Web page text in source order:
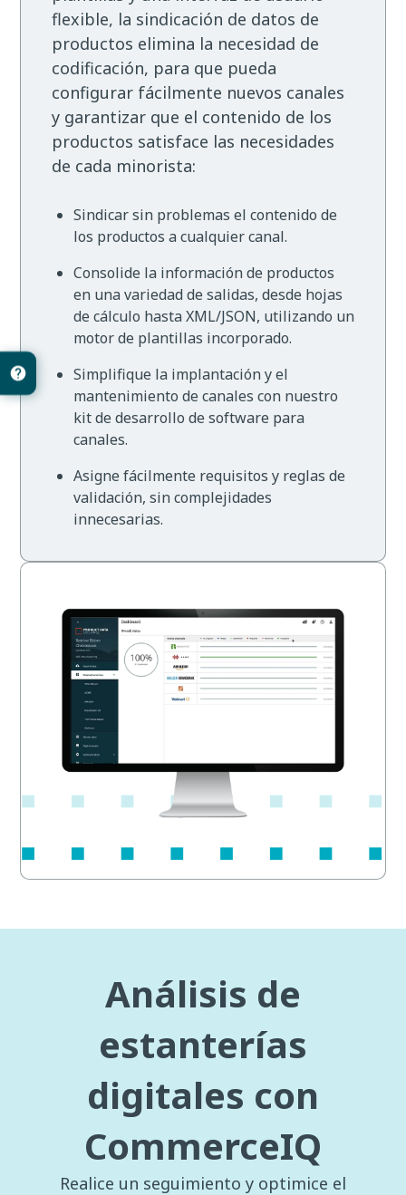
flexible, la sindicación de datos de
productos elimina la necesidad de
codificación, para que pueda
configurar fácilmente nuevos canales
y garantizar que el contenido de los
productos satisface las necesidades
de cada minorista:
Sindicar sin problemas el contenido de
los productos a cualquier canal.
Consolide la información de productos
en una variedad de salidas, desde hojas
de cálculo hasta XML/JSON, utilizando un
motor de plantillas incorporado.
Simplifique la implantación y el
mantenimiento de canales con nuestro
kit de desarrollo de software para
canales.
Asigne fácilmente requisitos y reglas de
validación, sin complejidades
innecesarias.
Análisis de
estanterías
digitales con
CommerceIQ
Realice un seguimiento y optimice el